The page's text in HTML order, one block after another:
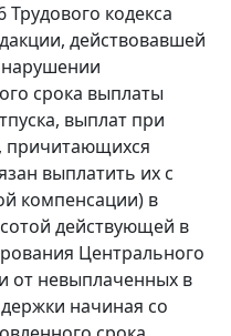
Трудового кодекса
действовавшей
срока выплаты
выплат при
причитающихся
выплатить их с
компенсации) в
действующей в
Центрального
от невыплаченных в
начиная со